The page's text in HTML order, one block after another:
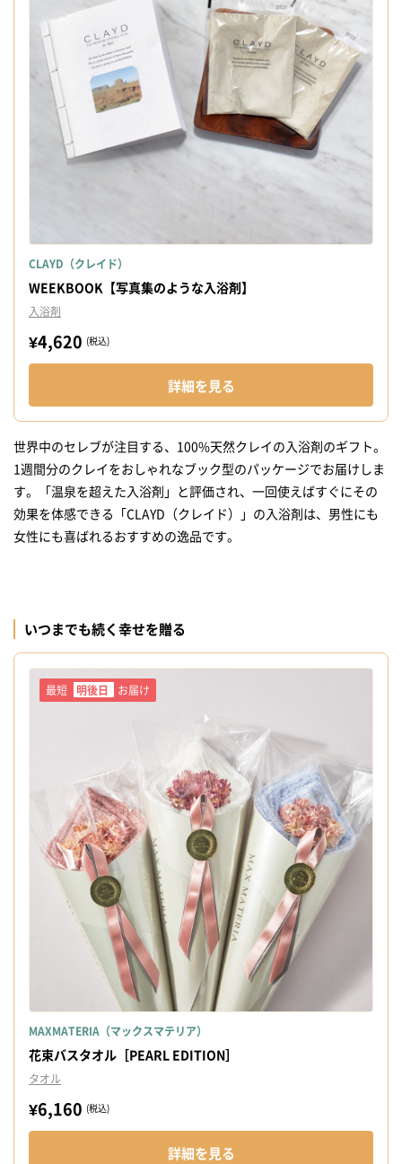
CLAYD（クレイド）
WEEKBOOK【写真集のような入浴剤】
入浴剤
¥4,620 (税込)
詳細を見る
世界中のセレブが注目する、100%天然クレイの入浴剤のギフト。
1週間分のクレイをおしゃれなブック型のパッケージでお届けしま
す。「温泉を超えた入浴剤」と評価され、一回使えばすぐにその
効果を体感できる「CLAYD（クレイド）」の入浴剤は、男性にも
女性にも喜ばれるおすすめの逸品です。
いつまでも続く幸せを贈る
最短 明後日 お届け
MAXMATERIA（マックスマテリア）
花束バスタオル［PEARL EDITION］
タオル
¥6,160 (税込)
詳細を見る